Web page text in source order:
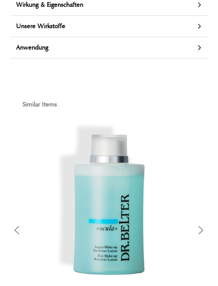
Wirkung & Eigenschaften
Unsere Wirkstoffe
Anwendung
Produktgalerie überspringen
Similar Items